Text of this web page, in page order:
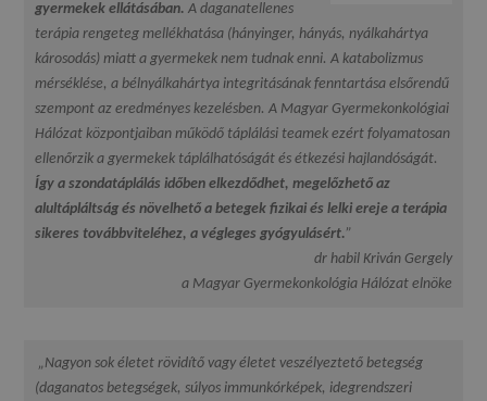
gyermekek ellátásában. A daganatellenes
terápia rengeteg mellékhatása (hányinger, hányás, nyálkahártya
károsodás) miatt a gyermekek nem tudnak enni. A katabolizmus
mérséklése, a bélnyálkahártya integritásának fenntartása elsőrendű
szempont az eredményes kezelésben. A Magyar Gyermekonkológiai
Hálózat központjaiban működő táplálási teamek ezért folyamatosan
ellenőrzik a gyermekek táplálhatóságát és étkezési hajlandóságát.
Így a szondatáplálás időben elkezdődhet, megelőzhető az
alultápláltság és növelhető a betegek fizikai és lelki ereje a terápia
sikeres továbbviteléhez, a végleges gyógyulásért.”
dr habil Kriván Gergely
a Magyar Gyermekonkológia Hálózat elnöke
„Nagyon sok életet rövidítő vagy életet veszélyeztető betegség
(daganatos betegségek, súlyos immunkórképek, idegrendszeri